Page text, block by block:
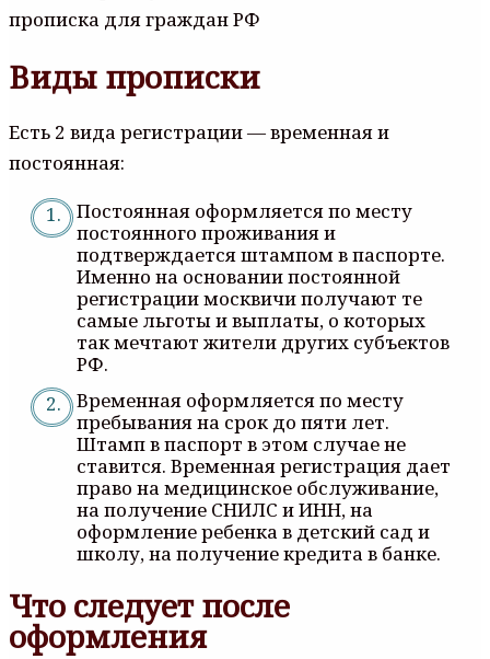
Виды прописки
Есть 2 вида регистрации — временная и
постоянная:
Постоянная оформляется по месту
постоянного проживания и
подтверждается штампом в паспорте.
Именно на основании постоянной
регистрации москвичи получают те
самые льготы и выплаты, о которых
так мечтают жители других субъектов
РФ.
Временная оформляется по месту
пребывания на срок до пяти лет.
Штамп в паспорт в этом случае не
ставится. Временная регистрация дает
право на медицинское обслуживание,
на получение СНИЛС и ИНН, на
оформление ребенка в детский сад и
школу, на получение кредита в банке.
Что следует после
оформления